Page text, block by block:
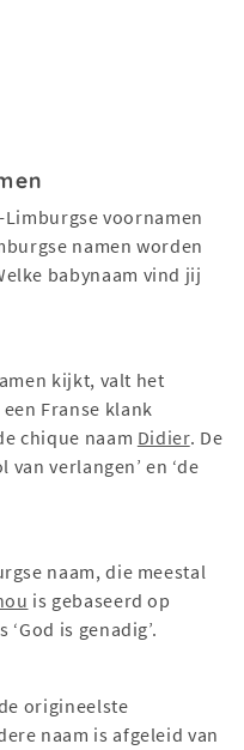
voornamen
namen worden
babynaam vind jij
kijkt, valt het
Franse klank
chique naam Didier. De
verlangen’ en ‘de
naam, die meestal
is gebaseerd op
is genadig’.
origineelste
naam is afgeleid van